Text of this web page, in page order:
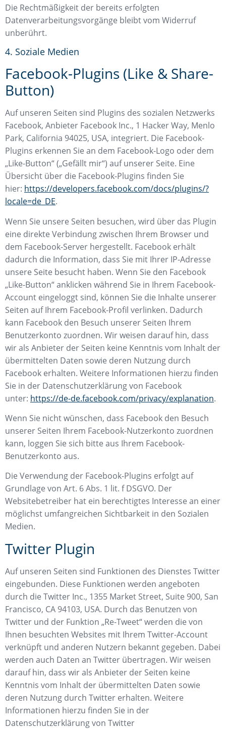
Die Rechtmäßigkeit der bereits erfolgten
Datenverarbeitungsvorgänge bleibt vom Widerruf
unberührt.
4. Soziale Medien
Facebook-Plugins (Like & Share-
Button)
Auf unseren Seiten sind Plugins des sozialen Netzwerks
Facebook, Anbieter Facebook Inc., 1 Hacker Way, Menlo
Park, California 94025, USA, integriert. Die Facebook-
Plugins erkennen Sie an dem Facebook-Logo oder dem
„Like-Button“ („Gefällt mir“) auf unserer Seite. Eine
Übersicht über die Facebook-Plugins finden Sie
hier: https://developers.facebook.com/docs/plugins/?
locale=de_DE.
Wenn Sie unsere Seiten besuchen, wird über das Plugin
eine direkte Verbindung zwischen Ihrem Browser und
dem Facebook-Server hergestellt. Facebook erhält
dadurch die Information, dass Sie mit Ihrer IP-Adresse
unsere Seite besucht haben. Wenn Sie den Facebook
„Like-Button“ anklicken während Sie in Ihrem Facebook-
Account eingeloggt sind, können Sie die Inhalte unserer
Seiten auf Ihrem Facebook-Profil verlinken. Dadurch
kann Facebook den Besuch unserer Seiten Ihrem
Benutzerkonto zuordnen. Wir weisen darauf hin, dass
wir als Anbieter der Seiten keine Kenntnis vom Inhalt der
übermittelten Daten sowie deren Nutzung durch
Facebook erhalten. Weitere Informationen hierzu finden
Sie in der Datenschutzerklärung von Facebook
unter: https://de-de.facebook.com/privacy/explanation.
Wenn Sie nicht wünschen, dass Facebook den Besuch
unserer Seiten Ihrem Facebook-Nutzerkonto zuordnen
kann, loggen Sie sich bitte aus Ihrem Facebook-
Benutzerkonto aus.
Die Verwendung der Facebook-Plugins erfolgt auf
Grundlage von Art. 6 Abs. 1 lit. f DSGVO. Der
Websitebetreiber hat ein berechtigtes Interesse an einer
möglichst umfangreichen Sichtbarkeit in den Sozialen
Medien.
Twitter Plugin
Auf unseren Seiten sind Funktionen des Dienstes Twitter
eingebunden. Diese Funktionen werden angeboten
durch die Twitter Inc., 1355 Market Street, Suite 900, San
Francisco, CA 94103, USA. Durch das Benutzen von
Twitter und der Funktion „Re-Tweet“ werden die von
Ihnen besuchten Websites mit Ihrem Twitter-Account
verknüpft und anderen Nutzern bekannt gegeben. Dabei
werden auch Daten an Twitter übertragen. Wir weisen
darauf hin, dass wir als Anbieter der Seiten keine
Kenntnis vom Inhalt der übermittelten Daten sowie
deren Nutzung durch Twitter erhalten. Weitere
Informationen hierzu finden Sie in der
Datenschutzerklärung von Twitter